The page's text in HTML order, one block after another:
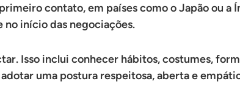
contato, em países como o Japão ou a
início das negociações.
Isso inclui conhecer hábitos, costumes,
uma postura respeitosa, aberta e